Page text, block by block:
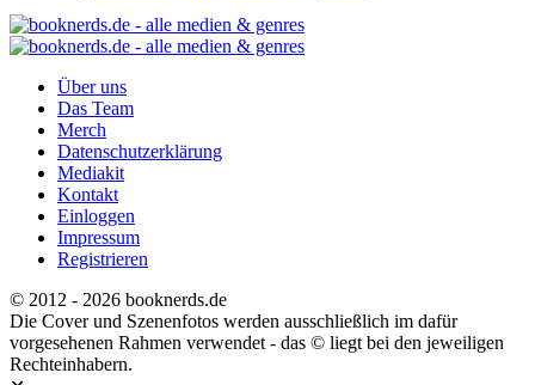
Über uns
Das Team
Merch
Datenschutzerklärung
Mediakit
Kontakt
Einloggen
Impressum
Registrieren
© 2012 - 2026 booknerds.de
Die Cover und Szenenfotos werden ausschließlich im dafür
vorgesehenen Rahmen verwendet - das © liegt bei den jeweiligen
Rechteinhabern.